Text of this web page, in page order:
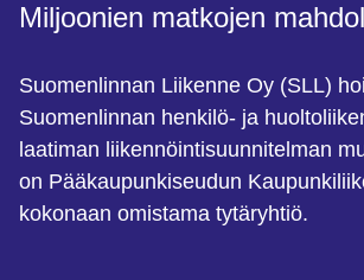
Miljoonien matkojen
Suomenlinnan Liikenne Oy (SLL)
Suomenlinnan henkilö- ja
laatiman liikennöintisuunnitelman
on Pääkaupunkiseudun
kokonaan omistama tytäryhtiö.